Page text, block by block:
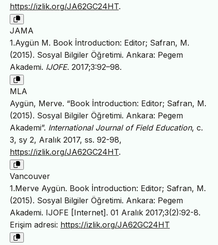
https://izlik.org/JA62GC24HT.
JAMA
1.Aygün M. Book İntroduction: Editor; Safran, M.
(2015). Sosyal Bilgiler Öğretimi. Ankara: Pegem
Akademi. IJOFE. 2017;3:92–98.
MLA
Aygün, Merve. “Book İntroduction: Editor; Safran, M.
(2015). Sosyal Bilgiler Öğretimi. Ankara: Pegem
Akademi”. International Journal of Field Education, c.
3, sy 2, Aralık 2017, ss. 92-98,
https://izlik.org/JA62GC24HT.
Vancouver
1.Merve Aygün. Book İntroduction: Editor; Safran, M.
(2015). Sosyal Bilgiler Öğretimi. Ankara: Pegem
Akademi. IJOFE [Internet]. 01 Aralık 2017;3(2):92-8.
Erişim adresi: https://izlik.org/JA62GC24HT